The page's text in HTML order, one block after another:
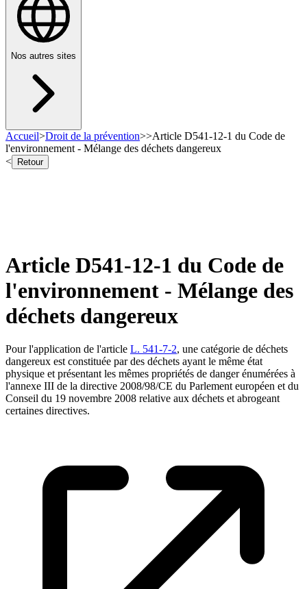
Nos autres sites
Accueil>Droit de la prévention>>Article D541-12-1 du Code de
l'environnement - Mélange des déchets dangereux
<
Retour
Article D541-12-1 du Code de
l'environnement - Mélange des
déchets dangereux
Pour l'application de l'article L. 541-7-2, une catégorie de déchets
dangereux est constituée par des déchets ayant le même état
physique et présentant les mêmes propriétés de danger énumérées à
l'annexe III de la directive 2008/98/CE du Parlement européen et du
Conseil du 19 novembre 2008 relative aux déchets et abrogeant
certaines directives.